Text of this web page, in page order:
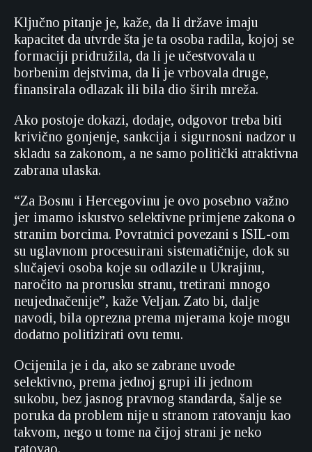
Ključno pitanje je, kaže, da li države imaju
kapacitet da utvrde šta je ta osoba radila, kojoj se
formaciji pridružila, da li je učestvovala u
borbenim dejstvima, da li je vrbovala druge,
finansirala odlazak ili bila dio širih mreža.
Ako postoje dokazi, dodaje, odgovor treba biti
krivično gonjenje, sankcija i sigurnosni nadzor u
skladu sa zakonom, a ne samo politički atraktivna
zabrana ulaska.
“Za Bosnu i Hercegovinu je ovo posebno važno
jer imamo iskustvo selektivne primjene zakona o
stranim borcima. Povratnici povezani s ISIL-om
su uglavnom procesuirani sistematičnije, dok su
slučajevi osoba koje su odlazile u Ukrajinu,
naročito na prorusku stranu, tretirani mnogo
neujednačenije”, kaže Veljan. Zato bi, dalje
navodi, bila oprezna prema mjerama koje mogu
dodatno politizirati ovu temu.
Ocijenila je i da, ako se zabrane uvode
selektivno, prema jednoj grupi ili jednom
sukobu, bez jasnog pravnog standarda, šalje se
poruka da problem nije u stranom ratovanju kao
takvom, nego u tome na čijoj strani je neko
ratovao.